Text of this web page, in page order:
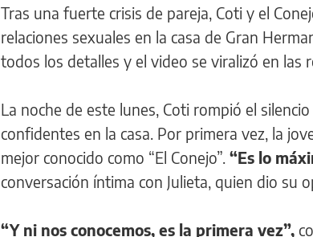
Tras una fuerte crisis de pareja, Coti y el
relaciones sexuales en la casa de Gran
todos los detalles y el video se viralizó en las
La noche de este lunes, Coti rompió el
confidentes en la casa. Por primera vez, la
mejor conocido como “El Conejo”. “Es lo
conversación íntima con Julieta, quien dio su
“Y ni nos conocemos, es la primera vez”,